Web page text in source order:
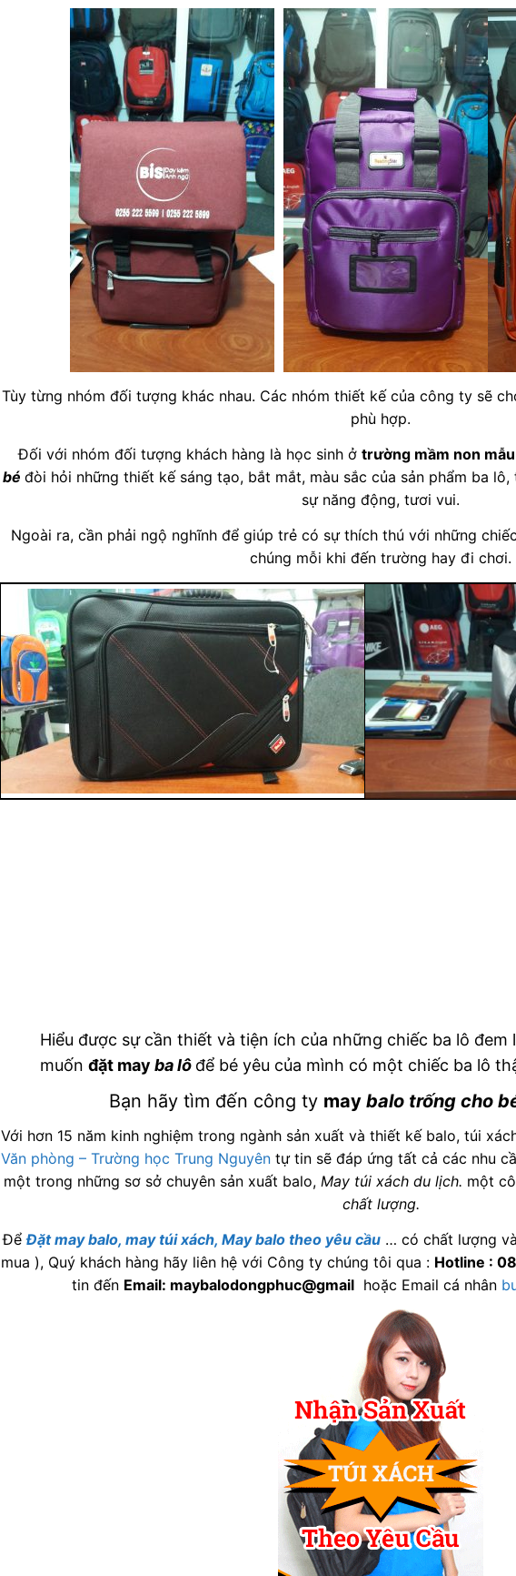
Tùy từng nhóm đối tượng khác nhau. Các nhóm thiết kế của công ty sẽ
phù hợp.
Đối với nhóm đối tượng khách hàng là học sinh ở trường mầm non
bé đòi hỏi những thiết kế sáng tạo, bắt mắt, màu sắc của sản phẩm ba
sự năng động, tươi vui.
Ngoài ra, cần phải ngộ nghĩnh để giúp trẻ có sự thích thú với những
chúng mỗi khi đến trường hay đi chơi.
Hiểu được sự cần thiết và tiện ích của những chiếc ba lô đem
muốnđặt mayba lô để bé yêu của mình có một chiếc ba lô
Bạn hãy tìm đến công ty may balo trống cho
Với hơn 15 năm kinh nghiệm trong ngành sản xuất và thiết kế balo, túi
Văn phòng – Trường học Trung Nguyêntự tin sẽ đáp ứng tất cả các nhu
một trong những sơ sở chuyên sản xuất balo, May túi xách du lịch. một
chất lượng.
ĐểĐặt may balo, may túi xách, May balo theo yêu cầu … có chất lượng
mua ), Quý khách hàng hãy liên hệ với Công ty chúng tôi qua : Hotline :
tin đến Email: maybalodongphuc@gmailhoặc Email cá nhân